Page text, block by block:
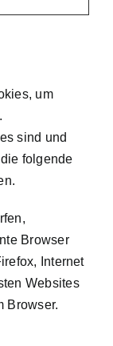
um
sind und
folgende
Browser
Internet
Websites
Browser.